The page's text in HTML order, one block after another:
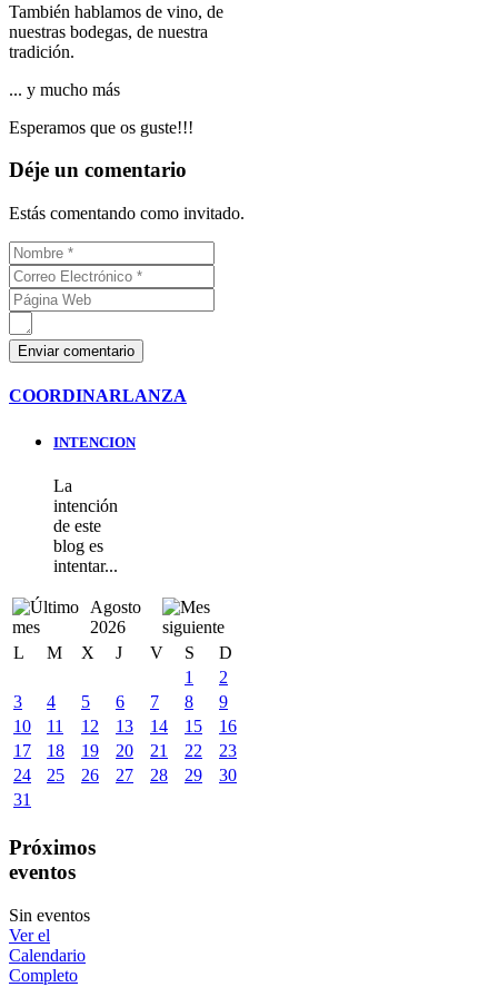
También hablamos de vino, de
nuestras bodegas, de nuestra
tradición.
... y mucho más
Esperamos que os guste!!!
Déje un comentario
Estás comentando como invitado.
COORDINARLANZA
INTENCION
La
intención
de este
blog es
intentar...
Agosto
2026
L
M X J V S
D
1
2
3
4 5 6 7 8
9
10
11 12 13 14 15
16
17
18 19 20 21 22
23
24
25 26 27 28 29
30
31
Próximos
eventos
Sin eventos
Ver el
Calendario
Completo